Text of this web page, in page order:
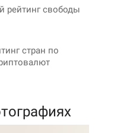
рейтинг свободы
стран по